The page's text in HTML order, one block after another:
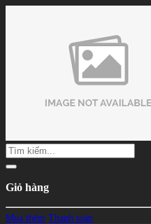
Giỏ hàng
Mua thêm Thanh toán